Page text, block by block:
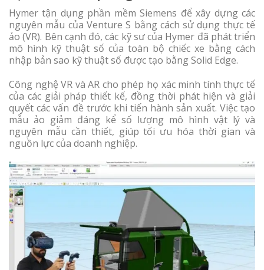
Hymer tận dụng phần mềm Siemens để xây dựng các
nguyên mẫu của Venture S bằng cách sử dụng thực tế
ảo (VR). Bên cạnh đó, các kỹ sư của Hymer đã phát triển
mô hình kỹ thuật số của toàn bộ chiếc xe bằng cách
nhập bản sao kỹ thuật số được tạo bằng Solid Edge.
Công nghệ VR và AR cho phép họ xác minh tính thực tế
của các giải pháp thiết kế, đồng thời phát hiện và giải
quyết các vấn đề trước khi tiến hành sản xuất. Việc tạo
mẫu ảo giảm đáng kể số lượng mô hình vật lý và
nguyên mẫu cần thiết, giúp tối ưu hóa thời gian và
nguồn lực của doanh nghiệp.